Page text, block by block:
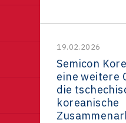
19.02.2026
Semicon
eine weitere
die
koreanische